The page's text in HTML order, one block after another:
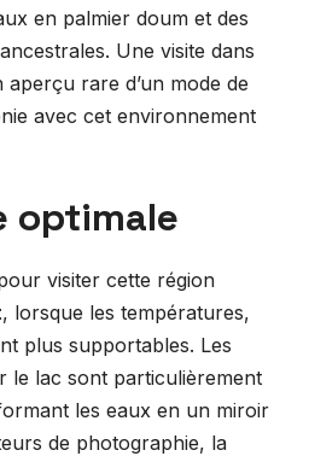
en palmier doum et des
Une visite dans
rare d’un mode de
avec cet environnement
optimale
visiter cette région
, lorsque les températures,
plus supportables. Les
le lac sont particulièrement
les eaux en un miroir
de photographie, la